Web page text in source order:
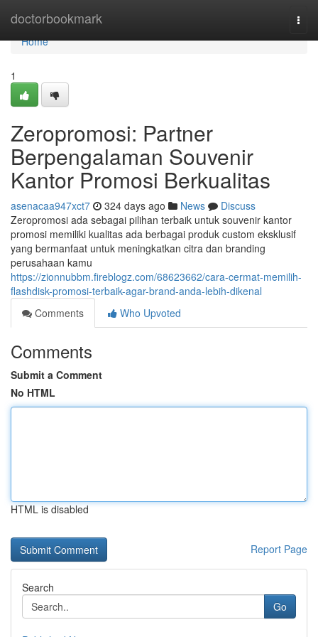
doctorbookmark
Home
Home
1
Zeropromosi: Partner
Berpengalaman Souvenir
Kantor Promosi Berkualitas
asenacaa947xct7 324 days ago News
Discuss
Zeropromosi ada sebagai pilihan terbaik untuk souvenir kantor
promosi memiliki kualitas ada berbagai produk custom eksklusif
yang bermanfaat untuk meningkatkan citra dan branding
perusahaan kamu
https://zionnubbm.fireblogz.com/68623662/cara-cermat-memilih-
flashdisk-promosi-terbaik-agar-brand-anda-lebih-dikenal
Comments
Who Upvoted
Comments
Submit a Comment
No HTML
HTML is disabled
Report Page
Search
Go